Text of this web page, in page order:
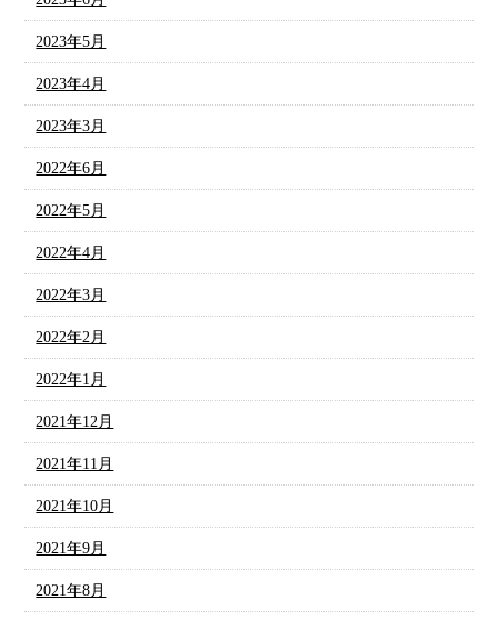
2023年5月
2023年4月
2023年3月
2022年6月
2022年5月
2022年4月
2022年3月
2022年2月
2022年1月
2021年12月
2021年11月
2021年10月
2021年9月
2021年8月